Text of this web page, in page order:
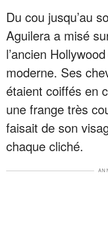
Du cou jusqu’au
Aguilera a misé
l’ancien
moderne. Ses
étaient coiffés en
une frange très
faisait de son
chaque cliché.